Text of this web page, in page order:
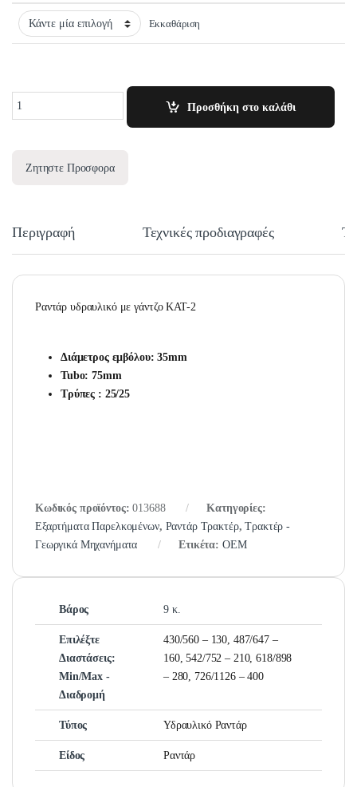
Εκκαθάριση
Προσθήκη στο καλάθι
Ζητηστε Προσφορα
Περιγραφή Τεχνικές προδιαγραφές
Ραντάρ υδραυλικό με γάντζο ΚΑΤ-2
Διάμετρος εμβόλου: 35mm
Tubο: 75mm
Τρύπες : 25/25
Κωδικός προϊόντος:013688
Κατηγορίες:
Εξαρτήματα Παρελκομένων, Ραντάρ Τρακτέρ,Τρακτέρ -
Γεωργικά Μηχανήματα
Ετικέτα: OEM
Βάρος 9 κ.
Επιλέξτε
Διαστάσεις:
Μin/Μax -
Διαδρομή
430/560 – 130, 487/647 –
160, 542/752 – 210, 618/898
– 280, 726/1126 – 400
Τύπος Υδραυλικό Ραντάρ
Είδος Ραντάρ